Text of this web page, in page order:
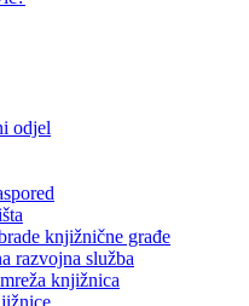
odjel
knjižnične građe
razvojna služba
knjižnica